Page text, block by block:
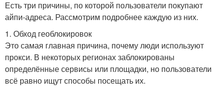
Есть три причины, по которой пользователи покупают
айпи-адреса. Рассмотрим подробнее каждую из них.
1. Обход геоблокировок
Это самая главная причина, почему люди используют
прокси. В некоторых регионах заблокированы
определённые сервисы или площадки, но пользователи
всё равно ищут способы посещать их.